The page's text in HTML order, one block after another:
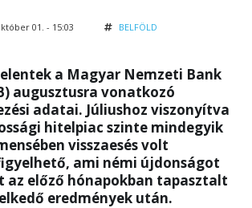
01. - 15:03 BELFÖLD
a Magyar Nemzeti Bank
augusztusra vonatkozó
adatai. Júliushoz viszonyítva
hitelpiac szinte mindegyik
visszaesés volt
ami némi újdonságot
az előző hónapokban tapasztalt
eredmények után.